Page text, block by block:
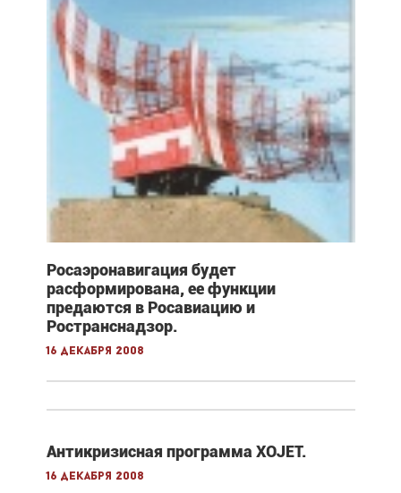
Росаэронавигация будет
расформирована, ее функции
предаются в Росавиацию и
Ространснадзор.
16 декабря 2008
Антикризисная программа XOJET.
16 декабря 2008